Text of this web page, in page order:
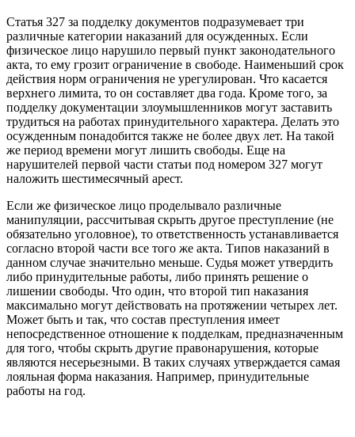
Статья 327 за подделку документов подразумевает три
различные категории наказаний для осужденных. Если
физическое лицо нарушило первый пункт законодательного
акта, то ему грозит ограничение в свободе. Наименьший срок
действия норм ограничения не урегулирован. Что касается
верхнего лимита, то он составляет два года. Кроме того, за
подделку документации злоумышленников могут заставить
трудиться на работах принудительного характера. Делать это
осужденным понадобится также не более двух лет. На такой
же период времени могут лишить свободы. Еще на
нарушителей первой части статьи под номером 327 могут
наложить шестимесячный арест.
Если же физическое лицо проделывало различные
манипуляции, рассчитывая скрыть другое преступление (не
обязательно уголовное), то ответственность устанавливается
согласно второй части все того же акта. Типов наказаний в
данном случае значительно меньше. Судья может утвердить
либо принудительные работы, либо принять решение о
лишении свободы. Что один, что второй тип наказания
максимально могут действовать на протяжении четырех лет.
Может быть и так, что состав преступления имеет
непосредственное отношение к подделкам, предназначенным
для того, чтобы скрыть другие правонарушения, которые
являются несерьезными. В таких случаях утверждается самая
лояльная форма наказания. Например, принудительные
работы на год.